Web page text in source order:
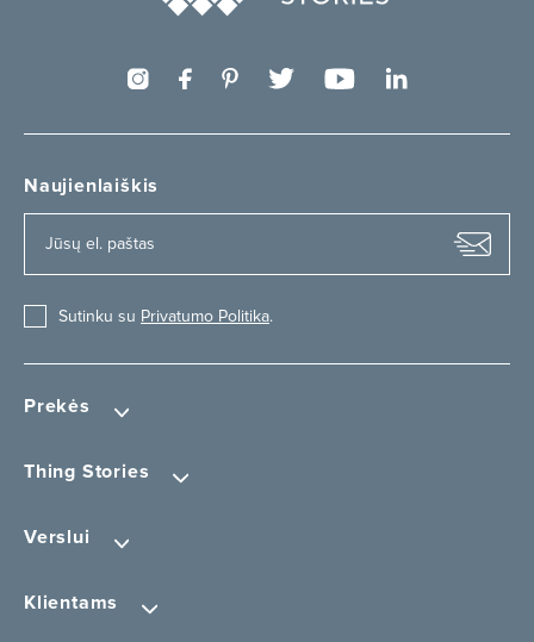
Prekės
Thing Stories
Verslui
Klientams
Naujienlaiškis
Sutinku su Privatumo Politika.